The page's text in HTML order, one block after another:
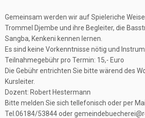
Gemeinsam werden wir auf Spieleriche
Trommel Djembe und ihre Begleiter, die
Sangba, Kenkeni kennen lernen.
Es sind keine Vorkenntnisse nötig und
Teilnahmegebühr pro Termin: 15,- Euro
Die Gebühr entrichten Sie bitte wärend des
Kursleiter.
Dozent: Robert Hestermann
Bitte melden Sie sich tellefonisch oder per
Tel.06184/53844 oder